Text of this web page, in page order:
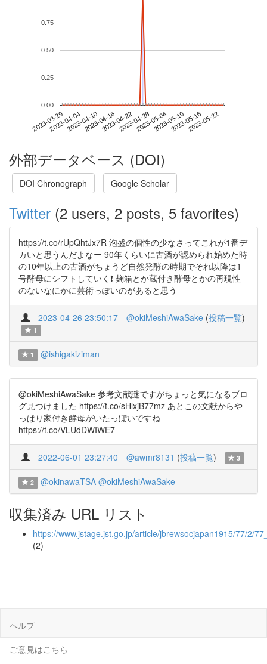
2023-03-292023-04-042023-04-102023-04-162023-04-222023-04-282023-05-042023-05-102023-05-162023-05-22
0.00
0.25
0.50
0.75
外部データベース (DOI)
DOI Chronograph Google Scholar
Twitter (2 users, 2 posts, 5 favorites)
https://t.co/rUpQhtJx7R 泡盛の個性の少なさってこれが1番デ
カいと思うんだよなー 90年くらいに古酒が認められ始めた時
の10年以上の古酒がちょうど自然発酵の時期でそれ以降は1
号酵母にシフトしていく❗️ 麹箱とか蔵付き酵母とかの再現性
のないなにかに芸術っぽいのがあると思う
2023-04-26 23:50:17 @okiMeshiAwaSake (投稿一覧)
1
1 @ishigakiziman
@okiMeshiAwaSake 参考文献謎ですがちょっと気になるブロ
グ見つけました https://t.co/sHlxjB77mz あとこの文献からや
っぱり家付き酵母がいたっぽいですね
https://t.co/VLUdDWIWE7
2022-06-01 23:27:40 @awmr8131 (投稿一覧) 3
2 @okinawaTSA @okiMeshiAwaSake
収集済み URL リスト
https://www.jstage.jst.go.jp/article/jbrewsocjapan1915/77/2/
(2)
ヘルプ
ご意見はこちら